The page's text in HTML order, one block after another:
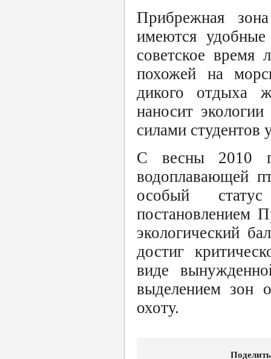
Прибрежная
имеются
советское время
похожей на
дикого отдыха
наносит
силами студентов
С весны 2010
водоплавающей
особый
постановлением
экологический
достиг
виде
выделением зон
охоту.